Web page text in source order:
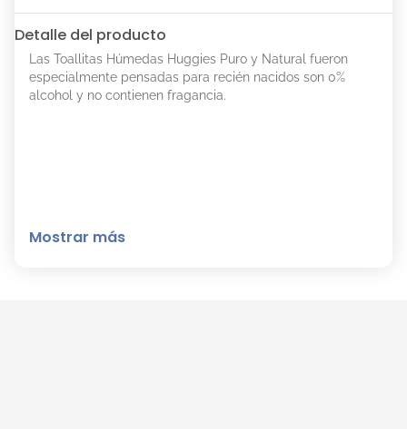
Detalle del producto
Las Toallitas Húmedas Huggies Puro y Natural fueron
especialmente pensadas para recién nacidos son 0%
alcohol y no contienen fragancia.
Mostrar más